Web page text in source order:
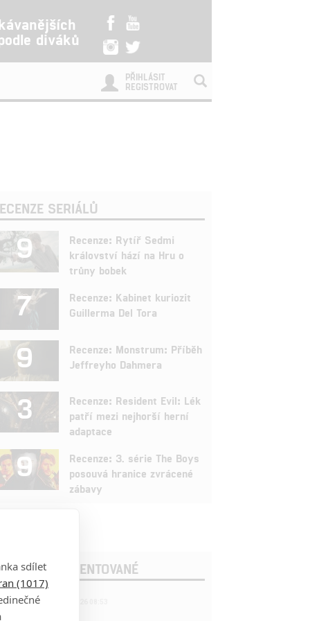
diváků
PŘIHLÁSIT
REGISTROVAT
SERIÁLŮ
9
Recenze: Rytíř Sedmi
království hází na Hru o
trůny bobek
7
Recenze: Kabinet kuriozit
Guillerma Del Tora
9
Recenze: Monstrum: Příběh
Jeffreyho Dahmera
3
Recenze: Resident Evil: Lék
patří mezi nejhorší herní
adaptace
9
Recenze: 3. série The Boys
posouvá hranice zvrácené
zábavy
KOMENTOVANÉ
221FILM | 22.04.2026 08:53
專家
sdílet
(1017)